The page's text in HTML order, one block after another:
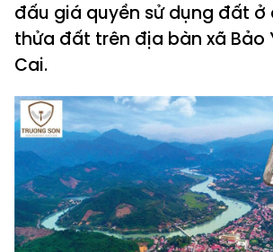
đấu giá quyền sử dụng đất ở
thửa đất trên địa bàn xã Bảo
Cai.